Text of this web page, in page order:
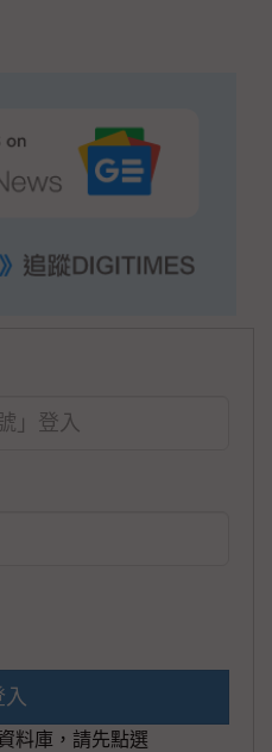
入
料庫，請先點選